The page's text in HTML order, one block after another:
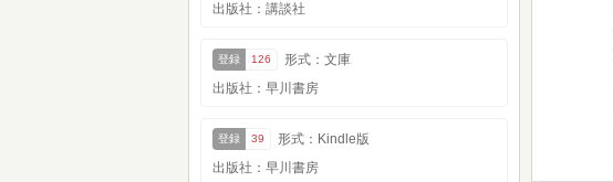
出版社：講談社
登録 126
形式：文庫
出版社：早川書房
登録 39
形式：Kindle版
出版社：早川書房